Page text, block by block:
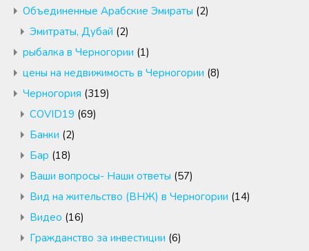
Объединенные Арабские Эмираты (2)
Эмитраты, Дубай (2)
рыбалка в Черногории (1)
цены на недвижимость в Черногории (8)
Черногория (319)
COVID19 (69)
Банки (2)
Бар (18)
Ваши вопросы- Наши ответы (57)
Вид на жительство (ВНЖ) в Черногории (14)
Видео (16)
Гражданство за инвестиции (6)